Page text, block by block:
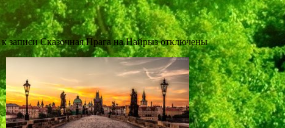
к записи Сказочная Прага на Найрызотключены